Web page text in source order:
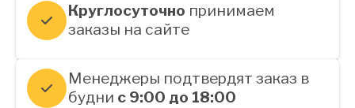
Круглосуточно принимаем
заказы на сайте
Менеджеры подтвердят заказ в
будни с 9:00 до 18:00